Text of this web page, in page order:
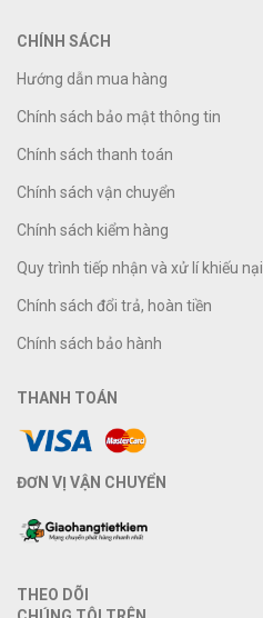
CHÍNH SÁCH
Hướng dẫn mua hàng
Chính sách bảo mật thông tin
Chính sách thanh toán
Chính sách vận chuyển
Chính sách kiểm hàng
Quy trình tiếp nhận và xử lí khiếu nại
Chính sách đổi trả, hoàn tiền
Chính sách bảo hành
THANH TOÁN
ĐƠN VỊ VẬN CHUYỂN
THEO DÕI